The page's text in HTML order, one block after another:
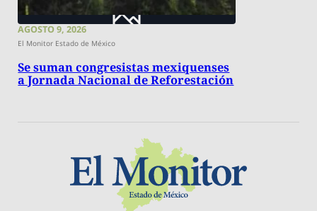
AGOSTO 9, 2026
El Monitor Estado de México
Se suman congresistas mexiquenses
a Jornada Nacional de Reforestación